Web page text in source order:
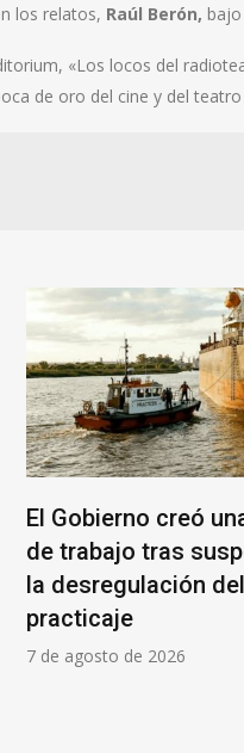
los relatos, Raúl Berón,
«Los locos del
de oro del cine y del teatro
El Gobierno creó
de trabajo tras
la desregulación del
practicaje
7 de agosto de 2026